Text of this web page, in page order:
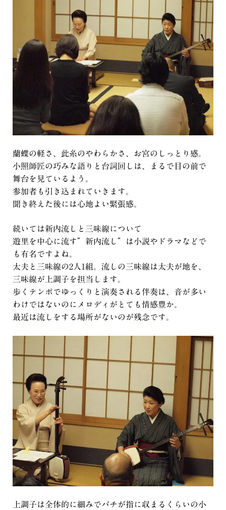
蘭蝶の軽さ、此糸のやわらかさ、お宮のしっとり感。
小照師匠の巧みな語りと台詞回しは、まるで目の前で
舞台を見ているよう。
参加者も引き込まれていきます。
聞き終えた後には心地よい緊張感。
続いては新内流しと三味線について
遊里を中心に流す”新内流し”は小説やドラマなどで
も有名ですよね。
太夫と三味線の2人1組。流しの三味線は太夫が地を、
三味線が上調子を担当します。
歩くテンポでゆっくりと演奏される伴奏は、音が多い
わけではないのにメロディがとても情感豊か。
最近は流しをする場所がないのが残念です。
上調子は全体的に細みでバチが指に収まるくらいの小